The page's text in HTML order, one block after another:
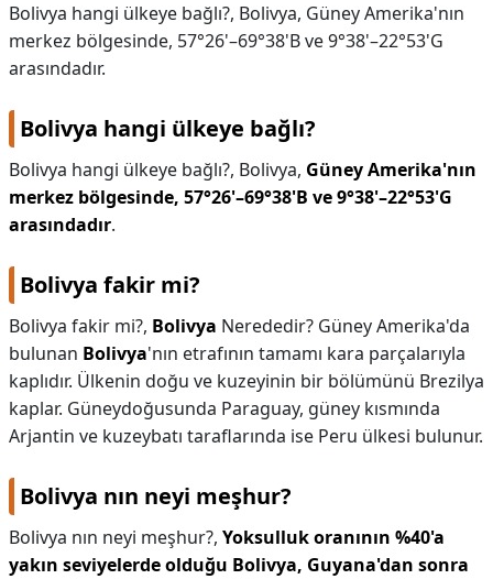
İLETİŞİM
Bolivya hangi ülkeye bağlı?, Bolivya, Güney Amerika'nın
merkez bölgesinde, 57°26'–69°38'B ve 9°38'–22°53'G
arasındadır.
Bolivya hangi ülkeye bağlı?
Bolivya hangi ülkeye bağlı?, Bolivya, Güney Amerika'nın
merkez bölgesinde, 57°26'–69°38'B ve 9°38'–22°53'G
arasındadır.
Bolivya fakir mi?
Bolivya fakir mi?, Bolivya Nerededir? Güney Amerika'da
bulunan Bolivya'nın etrafının tamamı kara parçalarıyla
kaplıdır. Ülkenin doğu ve kuzeyinin bir bölümünü Brezilya
kaplar. Güneydoğusunda Paraguay, güney kısmında
Arjantin ve kuzeybatı taraflarında ise Peru ülkesi bulunur.
Bolivya nın neyi meşhur?
Bolivya nın neyi meşhur?, Yoksulluk oranının %40'a
yakın seviyelerde olduğu Bolivya, Guyana'dan sonra